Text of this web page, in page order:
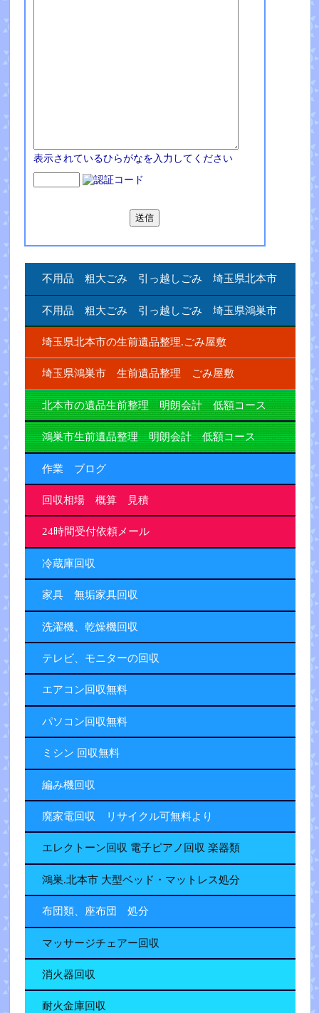
表示されているひらがなを入力してください
不用品 粗大ごみ 引っ越しごみ 埼玉県北本市
不用品 粗大ごみ 引っ越しごみ 埼玉県鴻巣市
埼玉県北本市の生前遺品整理.ごみ屋敷
埼玉県鴻巣市 生前遺品整理 ごみ屋敷
北本市の遺品生前整理 明朗会計 低額コース
鴻巣市生前遺品整理 明朗会計 低額コース
作業 ブログ
回収相場 概算 見積
24時間受付依頼メール
冷蔵庫回収
家具 無垢家具回収
洗濯機、乾燥機回収
テレビ、モニターの回収
エアコン回収無料
パソコン回収無料
ミシン 回収無料
編み機回収
廃家電回収 リサイクル可無料より
エレクトーン回収 電子ピアノ回収 楽器類
鴻巣.北本市 大型ベッド・マットレス処分
布団類、座布団 処分
マッサージチェアー回収
消火器回収
耐火金庫回収